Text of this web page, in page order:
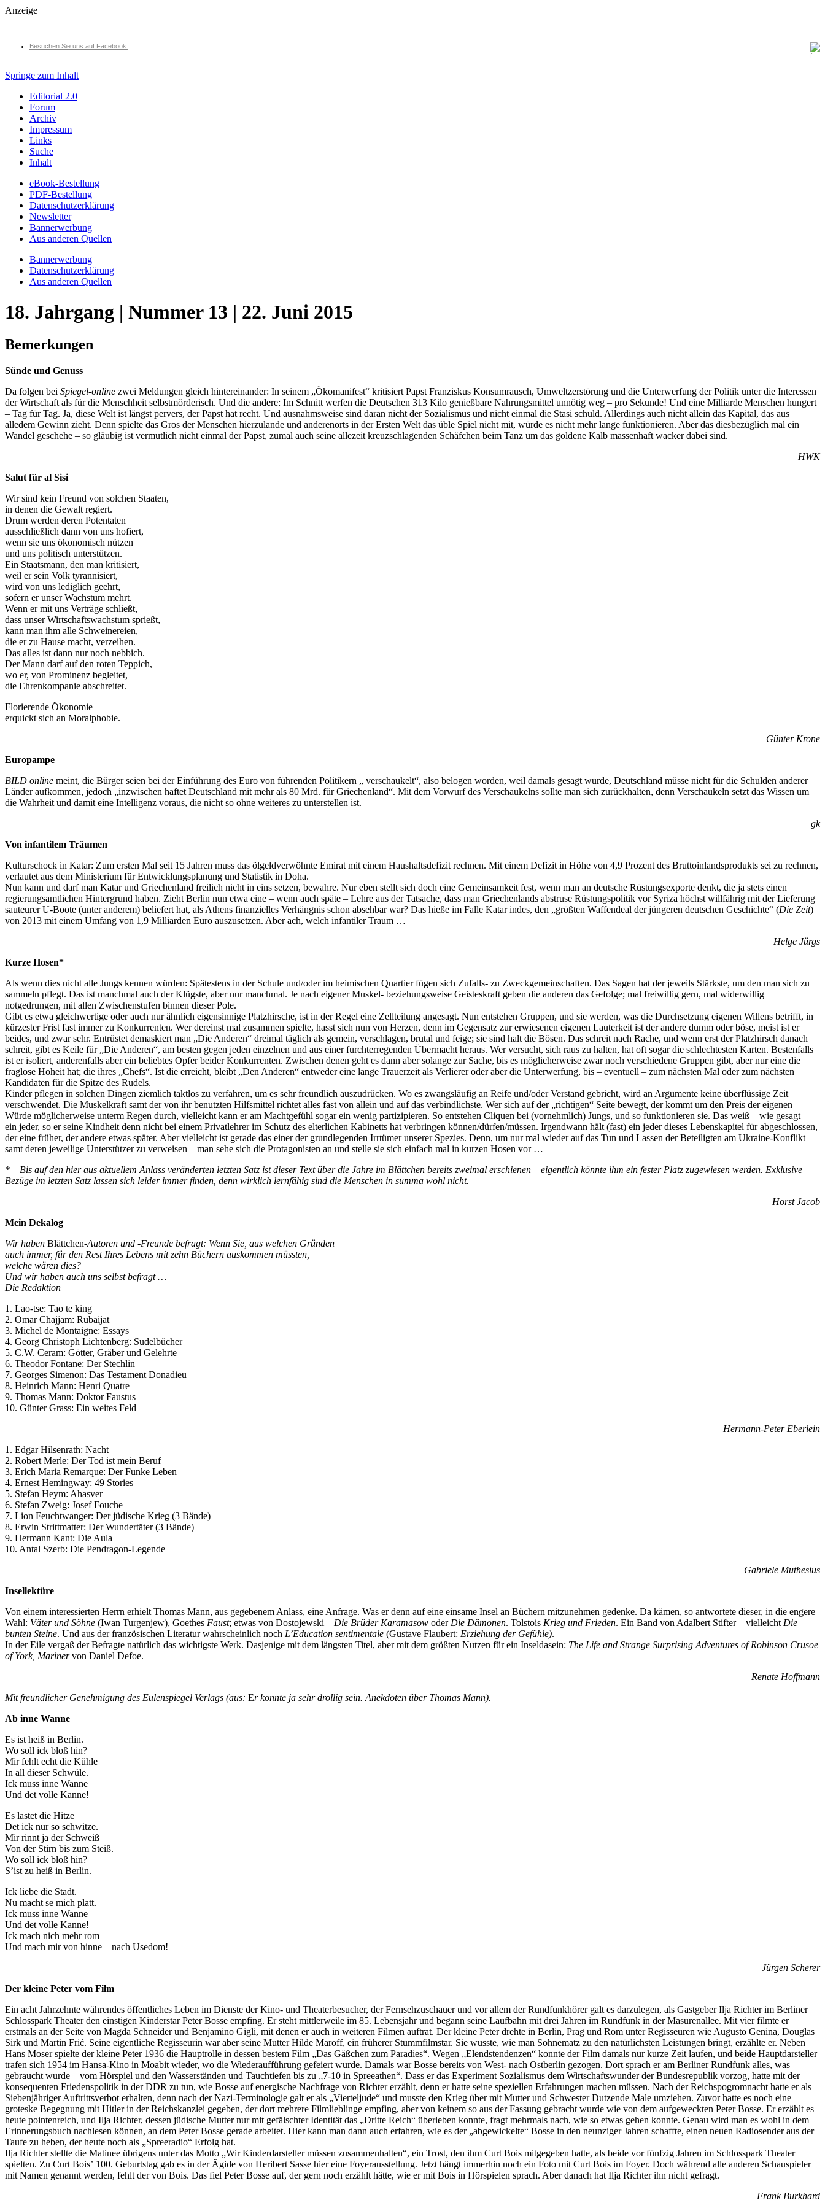
Anzeige
Besuchen Sie uns auf Facebook
Springe zum Inhalt
Editorial 2.0
Forum
Archiv
Impressum
Links
Suche
Inhalt
eBook-Bestellung
PDF-Bestellung
Datenschutzerklärung
Newsletter
Bannerwerbung
Aus anderen Quellen
Bannerwerbung
Datenschutzerklärung
Aus anderen Quellen
18. Jahrgang | Nummer 13 | 22. Juni 2015
Bemerkungen
Sünde und Genuss
Da folgen bei Spiegel-online zwei Meldungen gleich hintereinander: In seinem „Ökomanifest“ kritisiert Papst Franziskus Konsumrausch, Umweltzerstörung und die Unterwerfung der Politik unter die Interessen
der Wirtschaft als für die Menschheit selbstmörderisch. Und die andere: Im Schnitt werfen die Deutschen 313 Kilo genießbare Nahrungsmittel unnötig weg – pro Sekunde! Und eine Milliarde Menschen hungert
– Tag für Tag. Ja, diese Welt ist längst pervers, der Papst hat recht. Und ausnahmsweise sind daran nicht der Sozialismus und nicht einmal die Stasi schuld. Allerdings auch nicht allein das Kapital, das aus
alledem Gewinn zieht. Denn spielte das Gros der Menschen hierzulande und anderenorts in der Ersten Welt das üble Spiel nicht mit, würde es nicht mehr lange funktionieren. Aber das diesbezüglich mal ein
Wandel geschehe – so gläubig ist vermutlich nicht einmal der Papst, zumal auch seine allezeit kreuzschlagenden Schäfchen beim Tanz um das goldene Kalb massenhaft wacker dabei sind.
HWK
Salut für al Sisi
Wir sind kein Freund von solchen Staaten,
in denen die Gewalt regiert.
Drum werden deren Potentaten
ausschließlich dann von uns hofiert,
wenn sie uns ökonomisch nützen
und uns politisch unterstützen.
Ein Staatsmann, den man kritisiert,
weil er sein Volk tyrannisiert,
wird von uns lediglich geehrt,
sofern er unser Wachstum mehrt.
Wenn er mit uns Verträge schließt,
dass unser Wirtschaftswachstum sprießt,
kann man ihm alle Schweinereien,
die er zu Hause macht, verzeihen.
Das alles ist dann nur noch nebbich.
Der Mann darf auf den roten Teppich,
wo er, von Prominenz begleitet,
die Ehrenkompanie abschreitet.
Florierende Ökonomie
erquickt sich an Moralphobie.
Günter Krone
Europampe
BILD online meint, die Bürger seien bei der Einführung des Euro von führenden Politikern „ verschaukelt“, also belogen worden, weil damals gesagt wurde, Deutschland müsse nicht für die Schulden anderer
Länder aufkommen, jedoch „inzwischen haftet Deutschland mit mehr als 80 Mrd. für Griechenland“. Mit dem Vorwurf des Verschaukelns sollte man sich zurückhalten, denn Verschaukeln setzt das Wissen um
die Wahrheit und damit eine Intelligenz voraus, die nicht so ohne weiteres zu unterstellen ist.
gk
Von infantilem Träumen
Kulturschock in Katar: Zum ersten Mal seit 15 Jahren muss das ölgeldverwöhnte Emirat mit einem Haushaltsdefizit rechnen. Mit einem Defizit in Höhe von 4,9 Prozent des Bruttoinlandsprodukts sei zu rechnen,
verlautet aus dem Ministerium für Entwicklungsplanung und Statistik in Doha.
Nun kann und darf man Katar und Griechenland freilich nicht in eins setzen, bewahre. Nur eben stellt sich doch eine Gemeinsamkeit fest, wenn man an deutsche Rüstungsexporte denkt, die ja stets einen
regierungsamtlichen Hintergrund haben. Zieht Berlin nun etwa eine – wenn auch späte – Lehre aus der Tatsache, dass man Griechenlands abstruse Rüstungspolitik vor Syriza höchst willfährig mit der Lieferung
sauteurer U-Boote (unter anderem) beliefert hat, als Athens finanzielles Verhängnis schon absehbar war? Das hieße im Falle Katar indes, den „größten Waffendeal der jüngeren deutschen Geschichte“ (Die Zeit)
von 2013 mit einem Umfang von 1,9 Milliarden Euro auszusetzen. Aber ach, welch infantiler Traum …
Helge Jürgs
Kurze Hosen*
Als wenn dies nicht alle Jungs kennen würden: Spätestens in der Schule und/oder im heimischen Quartier fügen sich Zufalls- zu Zweckgemeinschaften. Das Sagen hat der jeweils Stärkste, um den man sich zu
sammeln pflegt. Das ist manchmal auch der Klügste, aber nur manchmal. Je nach eigener Muskel- beziehungsweise Geisteskraft geben die anderen das Gefolge; mal freiwillig gern, mal widerwillig
notgedrungen, mit allen Zwischenstufen binnen dieser Pole.
Gibt es etwa gleichwertige oder auch nur ähnlich eigensinnige Platzhirsche, ist in der Regel eine Zellteilung angesagt. Nun entstehen Gruppen, und sie werden, was die Durchsetzung eigenen Willens betrifft, in
kürzester Frist fast immer zu Konkurrenten. Wer dereinst mal zusammen spielte, hasst sich nun von Herzen, denn im Gegensatz zur erwiesenen eigenen Lauterkeit ist der andere dumm oder böse, meist ist er
beides, und zwar sehr. Entrüstet demaskiert man „Die Anderen“ dreimal täglich als gemein, verschlagen, brutal und feige; sie sind halt die Bösen. Das schreit nach Rache, und wenn erst der Platzhirsch danach
schreit, gibt es Keile für „Die Anderen“, am besten gegen jeden einzelnen und aus einer furchterregenden Übermacht heraus. Wer versucht, sich raus zu halten, hat oft sogar die schlechtesten Karten. Bestenfalls
ist er isoliert, anderenfalls aber ein beliebtes Opfer beider Konkurrenten. Zwischen denen geht es dann aber solange zur Sache, bis es möglicherweise zwar noch verschiedene Gruppen gibt, aber nur eine die
fraglose Hoheit hat; die ihres „Chefs“. Ist die erreicht, bleibt „Den Anderen“ entweder eine lange Trauerzeit als Verlierer oder aber die Unterwerfung, bis – eventuell – zum nächsten Mal oder zum nächsten
Kandidaten für die Spitze des Rudels.
Kinder pflegen in solchen Dingen ziemlich taktlos zu verfahren, um es sehr freundlich auszudrücken. Wo es zwangsläufig an Reife und/oder Verstand gebricht, wird an Argumente keine überflüssige Zeit
verschwendet. Die Muskelkraft samt der von ihr benutzten Hilfsmittel richtet alles fast von allein und auf das verbindlichste. Wer sich auf der „richtigen“ Seite bewegt, der kommt um den Preis der eigenen
Würde möglicherweise unterm Regen durch, vielleicht kann er am Machtgefühl sogar ein wenig partizipieren. So entstehen Cliquen bei (vornehmlich) Jungs, und so funktionieren sie. Das weiß – wie gesagt –
ein jeder, so er seine Kindheit denn nicht bei einem Privatlehrer im Schutz des elterlichen Kabinetts hat verbringen können/dürfen/müssen. Irgendwann hält (fast) ein jeder dieses Lebenskapitel für abgeschlossen,
der eine früher, der andere etwas später. Aber vielleicht ist gerade das einer der grundlegenden Irrtümer unserer Spezies. Denn, um nur mal wieder auf das Tun und Lassen der Beteiligten am Ukraine-Konflikt
samt deren jeweilige Unterstützer zu verweisen – man sehe sich die Protagonisten an und stelle sie sich einfach mal in kurzen Hosen vor …
* – Bis auf den hier aus aktuellem Anlass veränderten letzten Satz ist dieser Text über die Jahre im Blättchen bereits zweimal erschienen – eigentlich könnte ihm ein fester Platz zugewiesen werden. Exklusive
Bezüge im letzten Satz lassen sich leider immer finden, denn wirklich lernfähig sind die Menschen in summa wohl nicht.
Horst Jacob
Mein Dekalog
Wir haben Blättchen-Autoren und -Freunde befragt: Wenn Sie, aus welchen Gründen
auch immer, für den Rest Ihres Lebens mit zehn Büchern auskommen müssten,
welche wären dies?
Und wir haben auch uns selbst befragt …
Die Redaktion
1. Lao-tse: Tao te king
2. Omar Chajjam: Rubaijat
3. Michel de Montaigne: Essays
4. Georg Christoph Lichtenberg: Sudelbücher
5. C.W. Ceram: Götter, Gräber und Gelehrte
6. Theodor Fontane: Der Stechlin
7. Georges Simenon: Das Testament Donadieu
8. Heinrich Mann: Henri Quatre
9. Thomas Mann: Doktor Faustus
10. Günter Grass: Ein weites Feld
Hermann-Peter Eberlein
1. Edgar Hilsenrath: Nacht
2. Robert Merle: Der Tod ist mein Beruf
3. Erich Maria Remarque: Der Funke Leben
4. Ernest Hemingway: 49 Stories
5. Stefan Heym: Ahasver
6. Stefan Zweig: Josef Fouche
7. Lion Feuchtwanger: Der jüdische Krieg (3 Bände)
8. Erwin Strittmatter: Der Wundertäter (3 Bände)
9. Hermann Kant: Die Aula
10. Antal Szerb: Die Pendragon-Legende
Gabriele Muthesius
Insellektüre
Von einem interessierten Herrn erhielt Thomas Mann, aus gegebenem Anlass, eine Anfrage. Was er denn auf eine einsame Insel an Büchern mitzunehmen gedenke. Da kämen, so antwortete dieser, in die engere
Wahl: Väter und Söhne (Iwan Turgenjew), Goethes Faust; etwas von Dostojewski – Die Brüder Karamasow oder Die Dämonen. Tolstois Krieg und Frieden. Ein Band von Adalbert Stifter – vielleicht Die
bunten Steine. Und aus der französischen Literatur wahrscheinlich noch L’Education sentimentale (Gustave Flaubert: Erziehung der Gefühle).
In der Eile vergaß der Befragte natürlich das wichtigste Werk. Dasjenige mit dem längsten Titel, aber mit dem größten Nutzen für ein Inseldasein: The Life and Strange Surprising Adventures of Robinson Crusoe
of York, Marinervon Daniel Defoe.
Renate Hoffmann
Mit freundlicher Genehmigung des Eulenspiegel Verlags (aus: Er konnte ja sehr drollig sein. Anekdoten über Thomas Mann).
Ab inne Wanne
Es ist heiß in Berlin.
Wo soll ick bloß hin?
Mir fehlt echt die Kühle
In all dieser Schwüle.
Ick muss inne Wanne
Und det volle Kanne!
Es lastet die Hitze
Det ick nur so schwitze.
Mir rinnt ja der Schweiß
Von der Stirn bis zum Steiß.
Wo soll ick bloß hin?
Sʼist zu heiß in Berlin.
Ick liebe die Stadt.
Nu macht se mich platt.
Ick muss inne Wanne
Und det volle Kanne!
Ick mach nich mehr rom
Und mach mir von hinne – nach Usedom!
Jürgen Scherer
Der kleine Peter vom Film
Ein acht Jahrzehnte währendes öffentliches Leben im Dienste der Kino- und Theaterbesucher, der Fernsehzuschauer und vor allem der Rundfunkhörer galt es darzulegen, als Gastgeber Ilja Richter im Berliner
Schlosspark Theater den einstigen Kinderstar Peter Bosse empfing. Er steht mittlerweile im 85. Lebensjahr und begann seine Laufbahn mit drei Jahren im Rundfunk in der Masurenallee. Mit vier filmte er
erstmals an der Seite von Magda Schneider und Benjamino Gigli, mit denen er auch in weiteren Filmen auftrat. Der kleine Peter drehte in Berlin, Prag und Rom unter Regisseuren wie Augusto Genina, Douglas
Sirk und Martin Frić. Seine eigentliche Regisseurin war aber seine Mutter Hilde Maroff, ein früherer Stummfilmstar. Sie wusste, wie man Sohnematz zu den natürlichsten Leistungen bringt, erzählte er. Neben
Hans Moser spielte der kleine Peter 1936 die Hauptrolle in dessen bestem Film „Das Gäßchen zum Paradies“. Wegen „Elendstendenzen“ konnte der Film damals nur kurze Zeit laufen, und beide Hauptdarsteller
trafen sich 1954 im Hansa-Kino in Moabit wieder, wo die Wiederaufführung gefeiert wurde. Damals war Bosse bereits von West- nach Ostberlin gezogen. Dort sprach er am Berliner Rundfunk alles, was
gebraucht wurde – vom Hörspiel und den Wasserständen und Tauchtiefen bis zu „7-10 in Spreeathen“. Dass er das Experiment Sozialismus dem Wirtschaftswunder der Bundesrepublik vorzog, hatte mit der
konsequenten Friedenspolitik in der DDR zu tun, wie Bosse auf energische Nachfrage von Richter erzählt, denn er hatte seine speziellen Erfahrungen machen müssen. Nach der Reichspogromnacht hatte er als
Siebenjähriger Auftrittsverbot erhalten, denn nach der Nazi-Terminologie galt er als „Vierteljude“ und musste den Krieg über mit Mutter und Schwester Dutzende Male umziehen. Zuvor hatte es noch eine
groteske Begegnung mit Hitler in der Reichskanzlei gegeben, der dort mehrere Filmlieblinge empfing, aber von keinem so aus der Fassung gebracht wurde wie von dem aufgeweckten Peter Bosse. Er erzählt es
heute pointenreich, und Ilja Richter, dessen jüdische Mutter nur mit gefälschter Identität das „Dritte Reich“ überleben konnte, fragt mehrmals nach, wie so etwas gehen konnte. Genau wird man es wohl in dem
Erinnerungsbuch nachlesen können, an dem Peter Bosse gerade arbeitet. Hier kann man dann auch erfahren, wie es der „abgewickelte“ Bosse in den neunziger Jahren schaffte, einen neuen Radiosender aus der
Taufe zu heben, der heute noch als „Spreeradio“ Erfolg hat.
Ilja Richter stellte die Matinee übrigens unter das Motto „Wir Kinderdarsteller müssen zusammenhalten“, ein Trost, den ihm Curt Bois mitgegeben hatte, als beide vor fünfzig Jahren im Schlosspark Theater
spielten. Zu Curt Boisʼ 100. Geburtstag gab es in der Ägide von Heribert Sasse hier eine Foyerausstellung. Jetzt hängt immerhin noch ein Foto mit Curt Bois im Foyer. Doch während alle anderen Schauspieler
mit Namen genannt werden, fehlt der von Bois. Das fiel Peter Bosse auf, der gern noch erzählt hätte, wie er mit Bois in Hörspielen sprach. Aber danach hat Ilja Richter ihn nicht gefragt.
Frank Burkhard